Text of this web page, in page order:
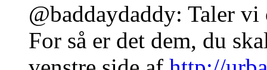
@baddaydaddy: Taler
For så er det dem, du